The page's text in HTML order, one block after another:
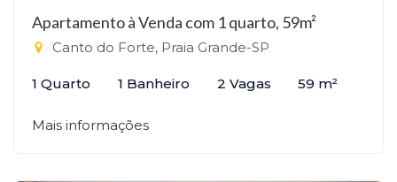
Apartamento à Venda com 1 quarto, 59m²
Canto do Forte, Praia Grande-SP
1 Quarto 1 Banheiro 2 Vagas 59 m²
Mais informações